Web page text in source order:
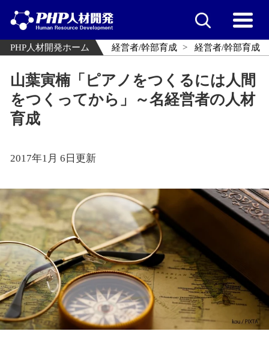
PHP人材開発ホーム 経営者/幹部育成 経営者/幹部育成
山葉寅楠「ピアノをつくるには人間
をつくってから」～名経営者の人材
育成
2017年1月 6日更新